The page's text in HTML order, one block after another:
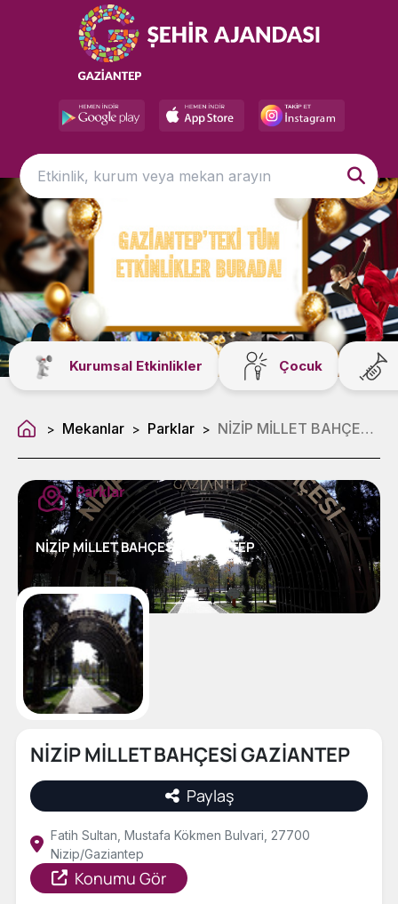
Kurumsal Etkinlikler Çocuk
> Mekanlar > Parklar > NİZİP MİLLET BAHÇESİ GAZİANTEP
Parklar
NİZİP MİLLET BAHÇESİ GAZİANTEP
NİZİP MİLLET BAHÇESİ GAZİANTEP
Paylaş
Fatih Sultan, Mustafa Kökmen Bulvari, 27700
Nizip/Gaziantep
Konumu Gör